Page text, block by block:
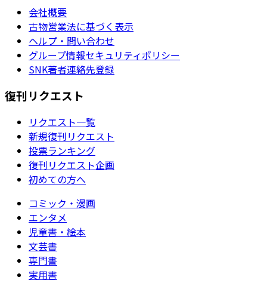
会社概要
古物営業法に基づく表示
ヘルプ・問い合わせ
グループ情報セキュリティポリシー
SNK著者連絡先登録
復刊リクエスト
リクエスト一覧
新規復刊リクエスト
投票ランキング
復刊リクエスト企画
初めての方へ
コミック・漫画
エンタメ
児童書・絵本
文芸書
専門書
実用書